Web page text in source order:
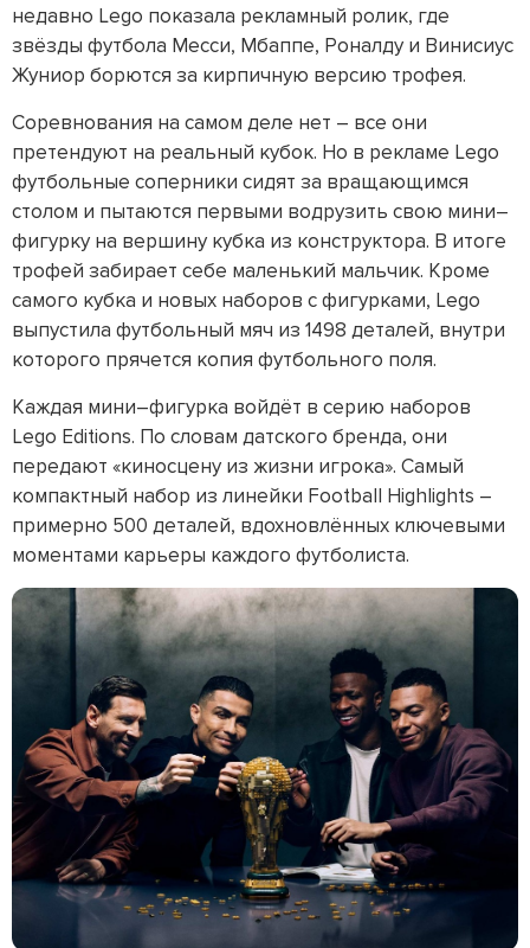
недавно Lego показала рекламный ролик, где
звёзды футбола Месси, Мбаппе, Роналду и Винисиус
Жуниор борются за кирпичную версию трофея.
Соревнования на самом деле нет – все они
претендуют на реальный кубок. Но в рекламе Lego
футбольные соперники сидят за вращающимся
столом и пытаются первыми водрузить свою мини–
фигурку на вершину кубка из конструктора. В итоге
трофей забирает себе маленький мальчик. Кроме
самого кубка и новых наборов с фигурками, Lego
выпустила футбольный мяч из 1498 деталей, внутри
которого прячется копия футбольного поля.
Каждая мини–фигурка войдёт в серию наборов
Lego Editions. По словам датского бренда, они
передают «киносцену из жизни игрока». Самый
компактный набор из линейки Football Highlights –
примерно 500 деталей, вдохновлённых ключевыми
моментами карьеры каждого футболиста.